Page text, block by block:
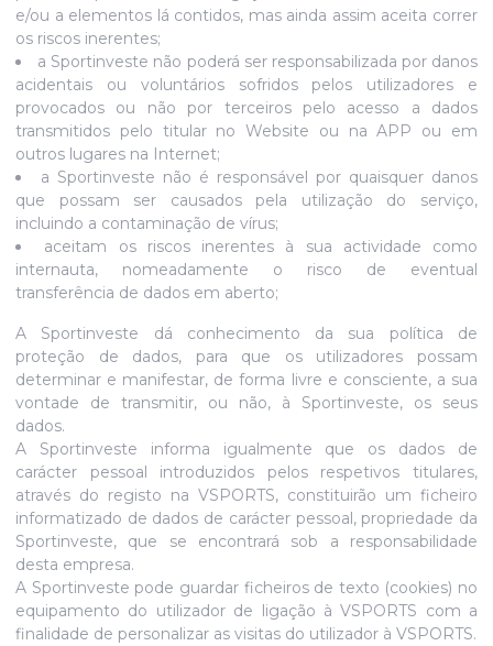
e/ou a elementos lá contidos, mas ainda assim aceita correr
os riscos inerentes;
a Sportinveste não poderá ser responsabilizada por danos
acidentais ou voluntários sofridos pelos utilizadores e
provocados ou não por terceiros pelo acesso a dados
transmitidos pelo titular no Website ou na APP ou em
outros lugares na Internet;
a Sportinveste não é responsável por quaisquer danos
que possam ser causados pela utilização do serviço,
incluindo a contaminação de vírus;
aceitam os riscos inerentes à sua actividade como
internauta, nomeadamente o risco de eventual
transferência de dados em aberto;
A Sportinveste dá conhecimento da sua política de
proteção de dados, para que os utilizadores possam
determinar e manifestar, de forma livre e consciente, a sua
vontade de transmitir, ou não, à Sportinveste, os seus
dados.
A Sportinveste informa igualmente que os dados de
carácter pessoal introduzidos pelos respetivos titulares,
através do registo na VSPORTS, constituirão um ficheiro
informatizado de dados de carácter pessoal, propriedade da
Sportinveste, que se encontrará sob a responsabilidade
desta empresa.
A Sportinveste pode guardar ficheiros de texto (cookies) no
equipamento do utilizador de ligação à VSPORTS com a
finalidade de personalizar as visitas do utilizador à VSPORTS.